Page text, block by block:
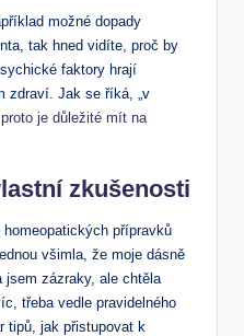
možné dopady
tak hned vidíte, proč by
faktory hrají
zdraví. Jak se říká, „v
proto je důležité mít na
zkušenosti
přípravků
všimla, že moje dásně
zázraky, ale chtěla
třeba vedle pravidelného
tipů, jak přistupovat k